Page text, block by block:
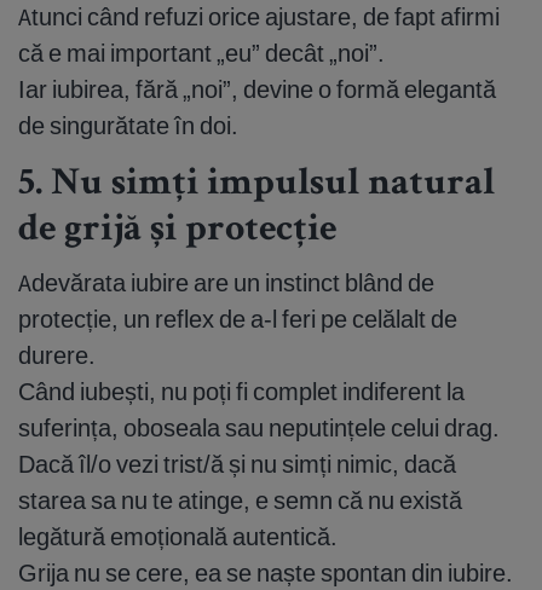
Atunci când refuzi orice ajustare, de fapt afirmi
că e mai important „eu” decât „noi”.
Iar iubirea, fără „noi”, devine o formă elegantă
de singurătate în doi.
5. Nu simți impulsul natural
de grijă și protecție
Adevărata iubire are un instinct blând de
protecție, un reflex de a-l feri pe celălalt de
durere.
Când iubești, nu poți fi complet indiferent la
suferința, oboseala sau neputințele celui drag.
Dacă îl/o vezi trist/ă și nu simți nimic, dacă
starea sa nu te atinge, e semn că nu există
legătură emoțională autentică.
Grija nu se cere, ea se naște spontan din iubire.